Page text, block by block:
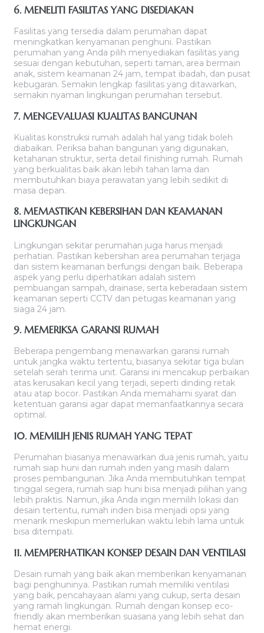
6. MENELITI FASILITAS YANG DISEDIAKAN
Fasilitas yang tersedia dalam perumahan dapat
meningkatkan kenyamanan penghuni. Pastikan
perumahan yang Anda pilih menyediakan fasilitas yang
sesuai dengan kebutuhan, seperti taman, area bermain
anak, sistem keamanan 24 jam, tempat ibadah, dan pusat
kebugaran. Semakin lengkap fasilitas yang ditawarkan,
semakin nyaman lingkungan perumahan tersebut.
7. MENGEVALUASI KUALITAS BANGUNAN
Kualitas konstruksi rumah adalah hal yang tidak boleh
diabaikan. Periksa bahan bangunan yang digunakan,
ketahanan struktur, serta detail finishing rumah. Rumah
yang berkualitas baik akan lebih tahan lama dan
membutuhkan biaya perawatan yang lebih sedikit di
masa depan.
8. MEMASTIKAN KEBERSIHAN DAN KEAMANAN
LINGKUNGAN
Lingkungan sekitar perumahan juga harus menjadi
perhatian. Pastikan kebersihan area perumahan terjaga
dan sistem keamanan berfungsi dengan baik. Beberapa
aspek yang perlu diperhatikan adalah sistem
pembuangan sampah, drainase, serta keberadaan sistem
keamanan seperti CCTV dan petugas keamanan yang
siaga 24 jam.
9. MEMERIKSA GARANSI RUMAH
Beberapa pengembang menawarkan garansi rumah
untuk jangka waktu tertentu, biasanya sekitar tiga bulan
setelah serah terima unit. Garansi ini mencakup perbaikan
atas kerusakan kecil yang terjadi, seperti dinding retak
atau atap bocor. Pastikan Anda memahami syarat dan
ketentuan garansi agar dapat memanfaatkannya secara
optimal.
10. MEMILIH JENIS RUMAH YANG TEPAT
Perumahan biasanya menawarkan dua jenis rumah, yaitu
rumah siap huni dan rumah inden yang masih dalam
proses pembangunan. Jika Anda membutuhkan tempat
tinggal segera, rumah siap huni bisa menjadi pilihan yang
lebih praktis. Namun, jika Anda ingin memilih lokasi dan
desain tertentu, rumah inden bisa menjadi opsi yang
menarik meskipun memerlukan waktu lebih lama untuk
bisa ditempati.
11. MEMPERHATIKAN KONSEP DESAIN DAN VENTILASI
Desain rumah yang baik akan memberikan kenyamanan
bagi penghuninya. Pastikan rumah memiliki ventilasi
yang baik, pencahayaan alami yang cukup, serta desain
yang ramah lingkungan. Rumah dengan konsep eco-
friendly akan memberikan suasana yang lebih sehat dan
hemat energi.